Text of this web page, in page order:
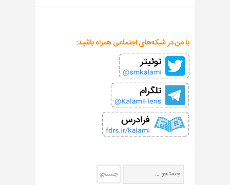
با من در شبکه‌های اجتماعی همراه باشید: